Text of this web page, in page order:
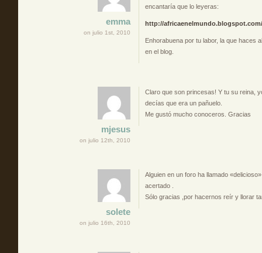
emma
on julio 1st, 2010
encantaría que lo leyeras:
http://
Enhorabuena por tu labor, la que haces
en el blog.
mjesus
on julio 12th, 2010
Claro que son princesas! Y tu su reina,
decías que era un pañuelo.
Me gustó mucho conoceros. Gracias
solete
on julio 16th, 2010
Alguien en un foro ha llamado
acertado .
Sólo gracias ,por hacernos reír y llorar